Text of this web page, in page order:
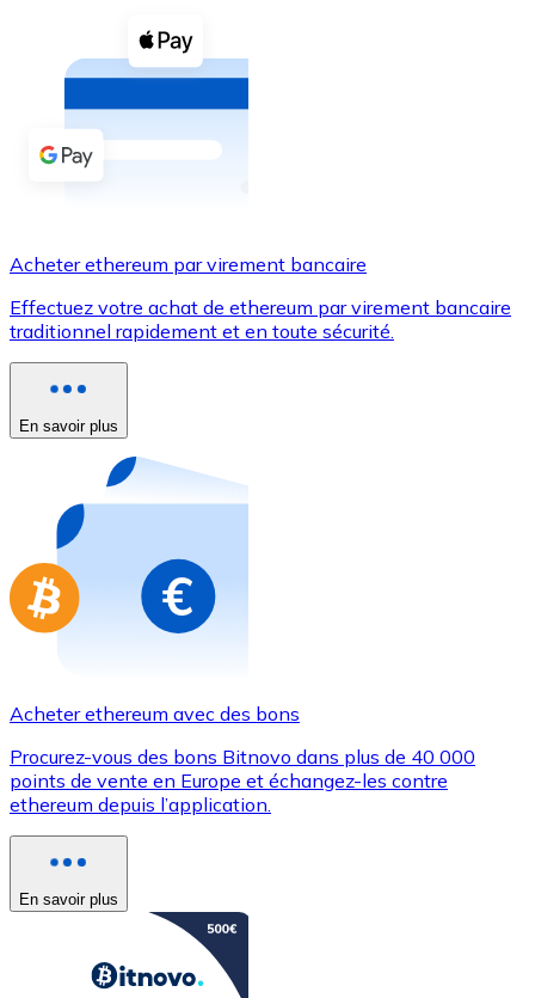
Coupons crypto
Achetez des cryptomonnaies en espèces et d'autres
Acheter avec espèces
Virement SEPA
Utilisez les cartes Visa et Mastercard pour acheter
Acheter avec carte
Nouveau
Achetez des cartes-cadeaux de vos marques
Aller à la boutique de cartes-cadeaux
Acheter ethereum par virement bancaire
Effectuez votre achat de ethereum par virement bancaire
traditionnel rapidement et en toute sécurité.
En savoir plus
Acheter ethereum avec des bons
Procurez-vous des bons Bitnovo dans plus de 40 000
points de vente en Europe et échangez-les contre
ethereum depuis l’application.
En savoir plus